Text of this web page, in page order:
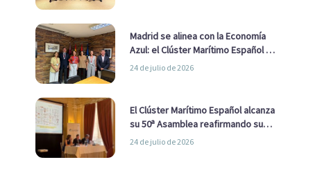
Madrid se alinea con la Economía
Azul: el Clúster Marítimo Español y
la Real Liga Naval avanzan alianzas
24 de julio de 2026
El Clúster Marítimo Español alcanza
su 50ª Asamblea reafirmando su
liderazgo en la Economía Azul
24 de julio de 2026